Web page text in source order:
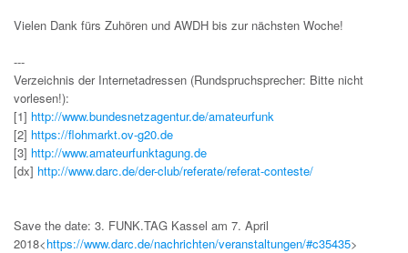
Vielen Dank fürs Zuhören und AWDH bis zur nächsten Woche!
---
Verzeichnis der Internetadressen (Rundspruchsprecher: Bitte nicht
vorlesen!):
[1] http://www.bundesnetzagentur.de/amateurfunk
[2] https://flohmarkt.ov-g20.de
[3] http://www.amateurfunktagung.de
[dx] http://www.darc.de/der-club/referate/referat-conteste/
Save the date: 3. FUNK.TAG Kassel am 7. April
2018<https://www.darc.de/nachrichten/veranstaltungen/#c35435>